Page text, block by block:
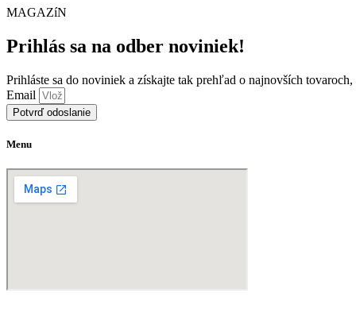
MAGAZíN
Prihlás sa na odber noviniek!
Prihláste sa do noviniek a získajte tak prehľad o najnovších
Email
Potvrď odoslanie
Menu